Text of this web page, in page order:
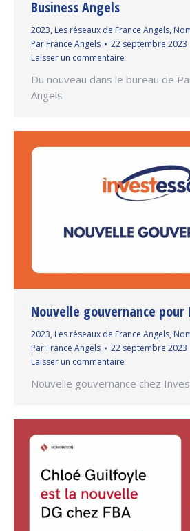
Business Angels
2023, Les réseaux de France Angels,
Par France Angels
22 septembre 2023
Laisser un commentaire
Du nouveau dans le bureau de
Angels
Nouvelle gouvernance pour
2023, Les réseaux de France Angels,
Par France Angels
22 septembre 2023
Laisser un commentaire
Nouvelle gouvernance chez